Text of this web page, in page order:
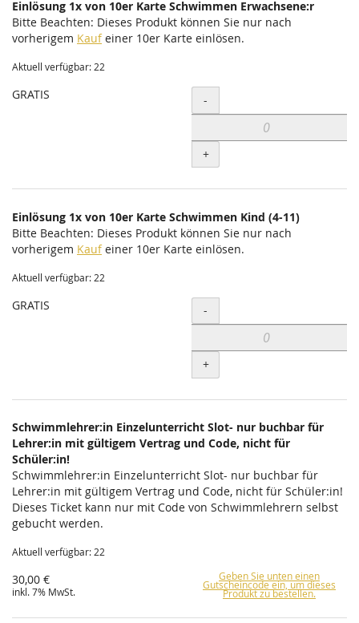
Einlösung 1x von 10er Karte Schwimmen Erwachsene:r
Bitte Beachten: Dieses Produkt können Sie nur nach
vorherigem Kaufeiner 10er Karte einlösen.
Aktuell verfügbar: 22
GRATIS Menge
-
+
Einlösung 1x von 10er Karte Schwimmen Kind (4-11)
Bitte Beachten: Dieses Produkt können Sie nur nach
vorherigem Kaufeiner 10er Karte einlösen.
Aktuell verfügbar: 22
GRATIS Menge
-
+
Schwimmlehrer:in Einzelunterricht Slot- nur buchbar für
Lehrer:in mit gültigem Vertrag und Code, nicht für
Schüler:in!
Schwimmlehrer:in Einzelunterricht Slot- nur buchbar für
Lehrer:in mit gültigem Vertrag und Code, nicht für Schüler:in!
Dieses Ticket kann nur mit Code von Schwimmlehrern selbst
gebucht werden.
Aktuell verfügbar: 22
30,00 €
inkl. 7% MwSt.
Geben Sie unten einen
Gutscheincode ein, um dieses
Produkt zu bestellen.